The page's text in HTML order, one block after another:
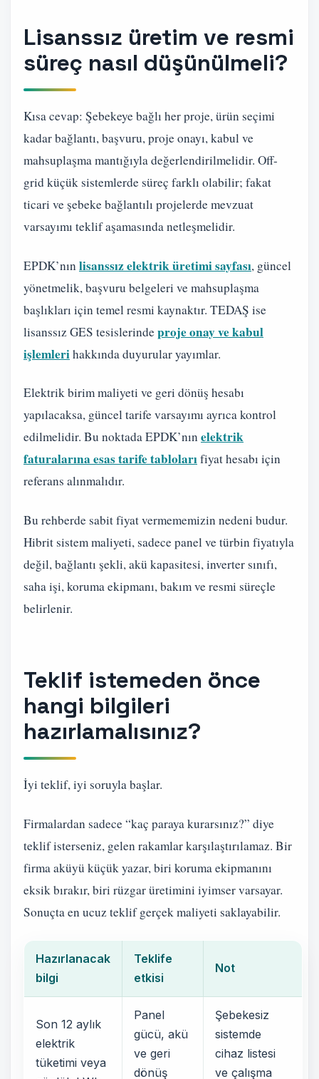
Lisanssız üretim ve resmi
süreç nasıl düşünülmeli?
Kısa cevap: Şebekeye bağlı her proje, ürün seçimi
kadar bağlantı, başvuru, proje onayı, kabul ve
mahsuplaşma mantığıyla değerlendirilmelidir. Off-
grid küçük sistemlerde süreç farklı olabilir; fakat
ticari ve şebeke bağlantılı projelerde mevzuat
varsayımı teklif aşamasında netleşmelidir.
EPDK’nın lisanssız elektrik üretimi sayfası, güncel
yönetmelik, başvuru belgeleri ve mahsuplaşma
başlıkları için temel resmi kaynaktır. TEDAŞ ise
lisanssız GES tesislerindeproje onay ve kabul
işlemlerihakkında duyurular yayımlar.
Elektrik birim maliyeti ve geri dönüş hesabı
yapılacaksa, güncel tarife varsayımı ayrıca kontrol
edilmelidir. Bu noktada EPDK’nınelektrik
faturalarına esas tarife tablolarıfiyat hesabı için
referans alınmalıdır.
Bu rehberde sabit fiyat vermememizin nedeni budur.
Hibrit sistem maliyeti, sadece panel ve türbin fiyatıyla
değil, bağlantı şekli, akü kapasitesi, inverter sınıfı,
saha işi, koruma ekipmanı, bakım ve resmi süreçle
belirlenir.
Teklif istemeden önce
hangi bilgileri
hazırlamalısınız?
İyi teklif, iyi soruyla başlar.
Firmalardan sadece “kaç paraya kurarsınız?” diye
teklif isterseniz, gelen rakamlar karşılaştırılamaz. Bir
firma aküyü küçük yazar, biri koruma ekipmanını
eksik bırakır, biri rüzgar üretimini iyimser varsayar.
Sonuçta en ucuz teklif gerçek maliyeti saklayabilir.
Hazırlanacak
bilgi
Teklife
etkisi
Not
Son 12 aylık
elektrik
tüketimi veya
Panel
gücü, akü
ve geri
dönüş
Şebekesiz
sistemde
cihaz listesi
ve çalışma